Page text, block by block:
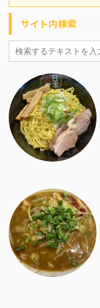
サイト内検索